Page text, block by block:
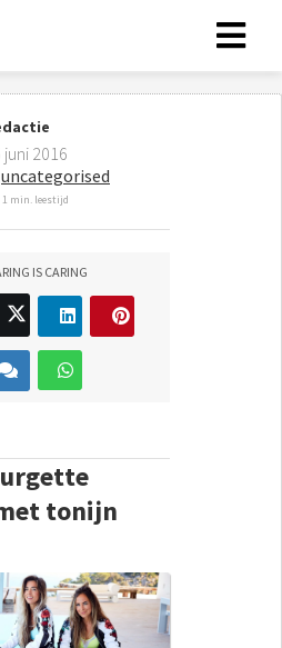
juni 2016
uncategorised
1 min. leestijd
IS CARING
tonijn